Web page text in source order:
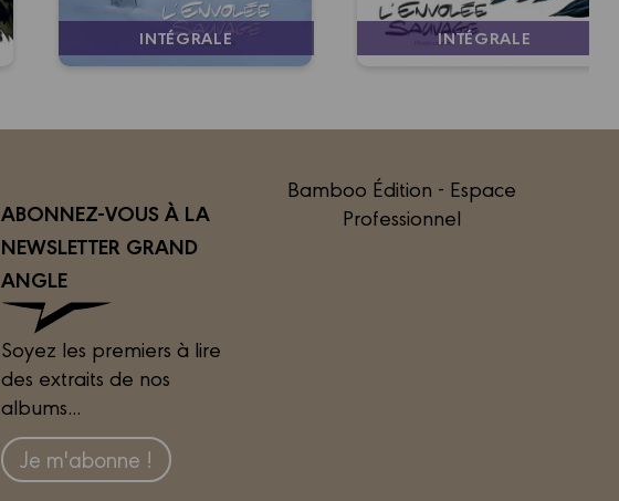
INTÉGRALE INTÉGRALE
ABONNEZ-VOUS À LA
NEWSLETTER GRAND
ANGLE
Soyez les premiers à lire
des extraits de nos
albums...
Je m'abonne !
Bamboo Édition - Espace
Professionnel